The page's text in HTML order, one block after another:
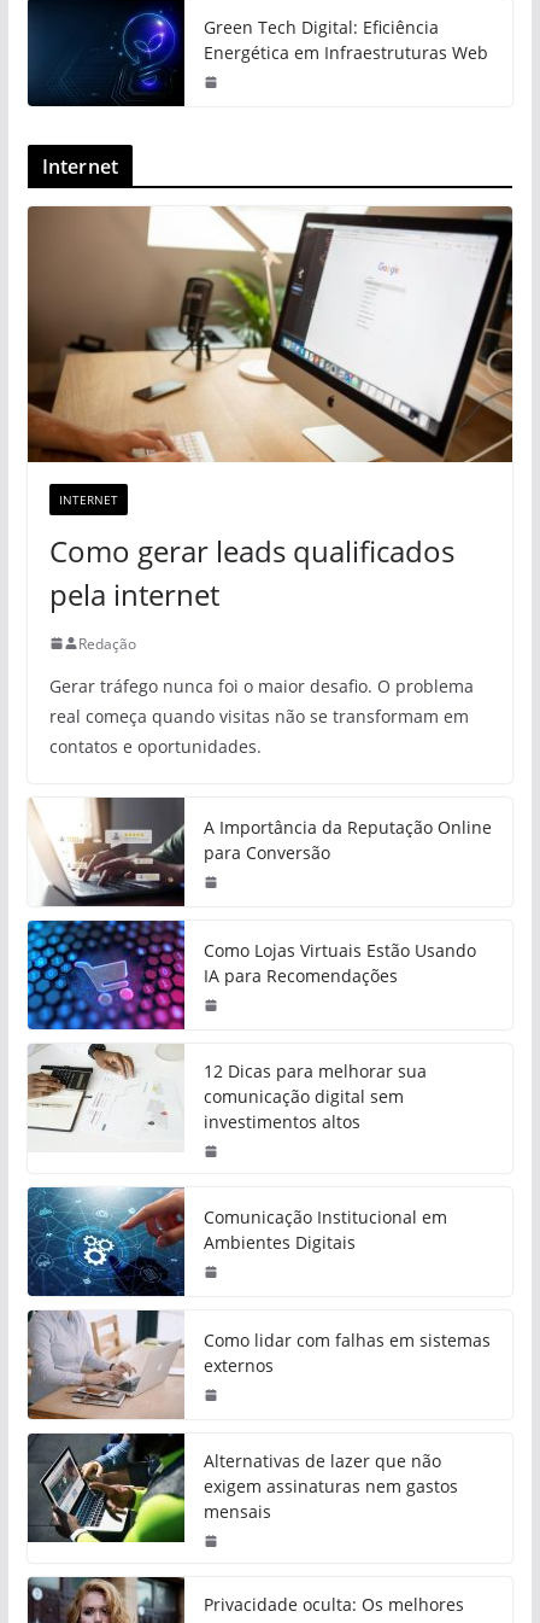
Green Tech Digital: Eficiência
Energética em Infraestruturas Web
Internet
INTERNET
Como gerar leads qualificados
pela internet
Redação
Gerar tráfego nunca foi o maior desafio. O problema
real começa quando visitas não se transformam em
contatos e oportunidades.
A Importância da Reputação Online
para Conversão
Como Lojas Virtuais Estão Usando
IA para Recomendações
12 Dicas para melhorar sua
comunicação digital sem
investimentos altos
Comunicação Institucional em
Ambientes Digitais
Como lidar com falhas em sistemas
externos
Alternativas de lazer que não
exigem assinaturas nem gastos
mensais
Privacidade oculta: Os melhores